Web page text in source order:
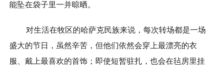
能坠在袋子里一并晾晒。
对生活在牧区的哈萨克民族来说，每次转场都是一场
盛大的节日，虽然辛苦，但他们依然会穿上最漂亮的衣
服、戴上最喜欢的首饰；即使短暂驻扎，也会在毡房里挂